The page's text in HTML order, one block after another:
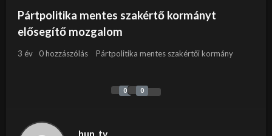
Pártpolitika mentes szakértő kormányt
elősegítő mozgalom
3 év 0 hozzászólás Pártpolitika mentes szakértői kormány
0 0
hun_tv